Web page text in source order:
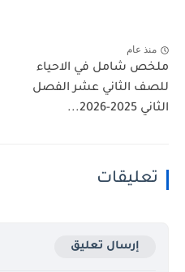
منذ عام
ملخص شامل في الاحياء
للصف الثاني عشر الفصل
الثاني 2025-2026...
تعليقات
إرسال تعليق